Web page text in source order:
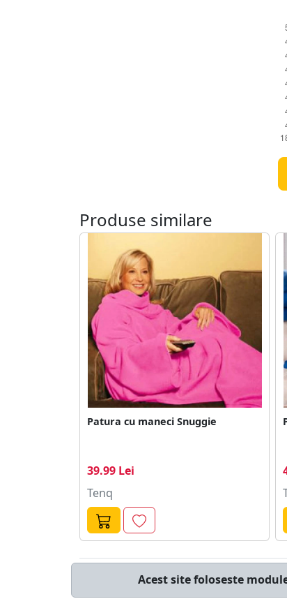
Produse similare
Patura cu maneci Snuggie
39.99 Lei
Tenq
© cumperi.net | Catalog cumparaturi
Acest site foloseste